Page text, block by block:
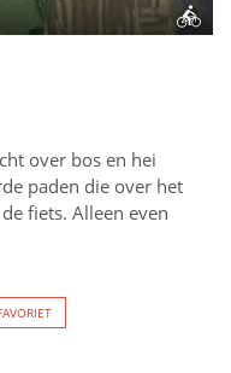
over bos en hei
paden die over het
fiets. Alleen even